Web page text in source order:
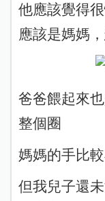
他應該覺得
應該是媽媽
爸爸餵起來
整個圈
媽媽的手比
但我兒子還